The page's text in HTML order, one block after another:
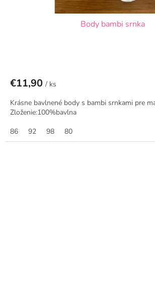
Body bambi srnka
€11,90 / ks
Krásne bavlnené body s bambi srnkami pre
Zloženie:100%bavlna
86
92 98 80